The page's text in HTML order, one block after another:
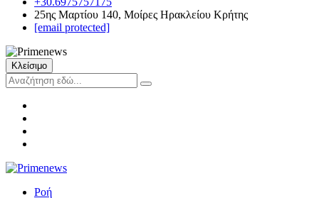
25ης Μαρτίου 140, Μοίρες Ηρακλείου Κρήτης
[email protected]
Κλείσιμο
Ροή